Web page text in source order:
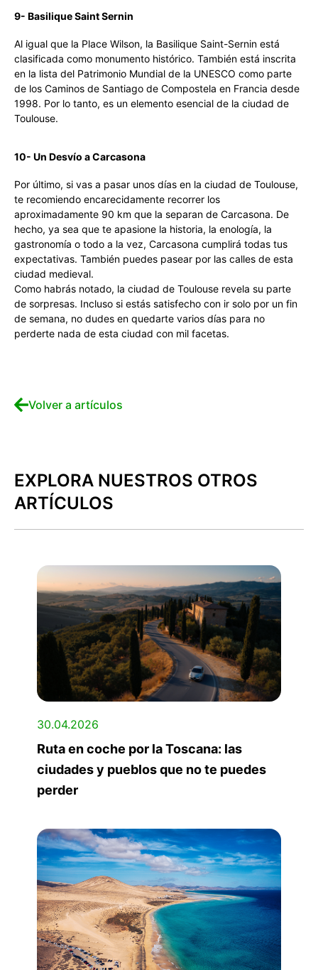
9- Basilique Saint Sernin
Al igual que la Place Wilson, la Basilique Saint-Sernin está
clasificada como monumento histórico. También está inscrita
en la lista del Patrimonio Mundial de la UNESCO como parte
de los Caminos de Santiago de Compostela en Francia desde
1998. Por lo tanto, es un elemento esencial de la ciudad de
Toulouse.
10- Un Desvío a Carcasona
Por último, si vas a pasar unos días en la ciudad de Toulouse,
te recomiendo encarecidamente recorrer los
aproximadamente 90 km que la separan de Carcasona. De
hecho, ya sea que te apasione la historia, la enología, la
gastronomía o todo a la vez, Carcasona cumplirá todas tus
expectativas. También puedes pasear por las calles de esta
ciudad medieval.
Como habrás notado, la ciudad de Toulouse revela su parte
de sorpresas. Incluso si estás satisfecho con ir solo por un fin
de semana, no dudes en quedarte varios días para no
perderte nada de esta ciudad con mil facetas.
Volver a artículos
EXPLORA NUESTROS OTROS
ARTÍCULOS
30.04.2026
Ruta en coche por la Toscana: las
ciudades y pueblos que no te puedes
perder